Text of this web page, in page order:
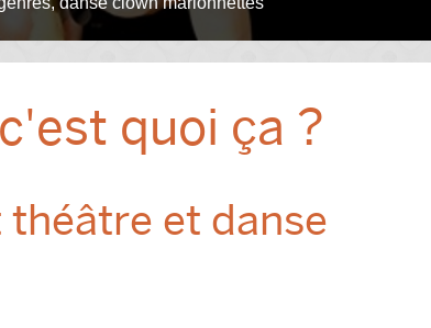
quoi ça ?
et danse